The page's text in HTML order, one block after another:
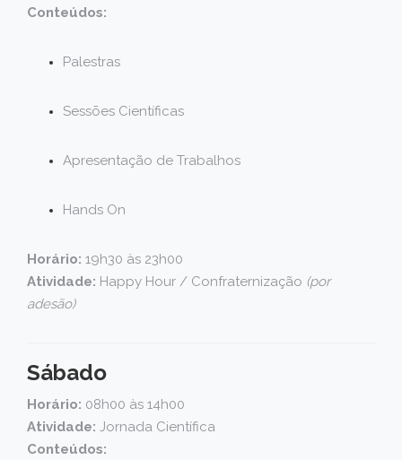
Conteúdos:
Palestras
Sessões Científicas
Apresentação de Trabalhos
Hands On
Horário: 19h30 às 23h00
Atividade: Happy Hour / Confraternização (por
adesão)
Sábado
Horário: 08h00 às 14h00
Atividade: Jornada Científica
Conteúdos: